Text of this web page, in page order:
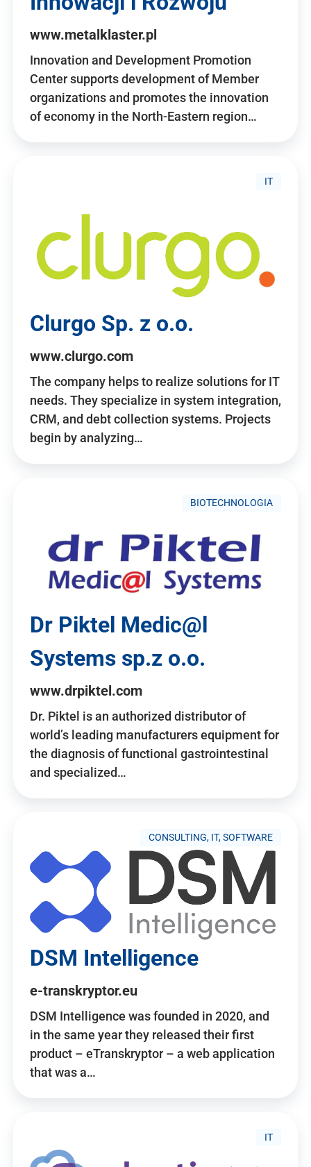
www.metalklaster.pl
Innovation and Development Promotion
Center supports development of Member
organizations and promotes the innovation
of economy in the North-Eastern region…
IT
Clurgo Sp. z o.o.
www.clurgo.com
The company helps to realize solutions for IT
needs. They specialize in system integration,
CRM, and debt collection systems. Projects
begin by analyzing…
BIOTECHNOLOGIA
Dr Piktel Medic@l
Systems sp.z o.o.
www.drpiktel.com
Dr. Piktel is an authorized distributor of
world’s leading manufacturers equipment for
the diagnosis of functional gastrointestinal
and specialized…
CONSULTING, IT, SOFTWARE
DSM Intelligence
e-transkryptor.eu
DSM Intelligence was founded in 2020, and
in the same year they released their first
product – eTranskryptor – a web application
that was a…
IT